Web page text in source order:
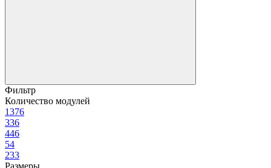
Фильтр
Количество модулей
1376
336
446
54
233